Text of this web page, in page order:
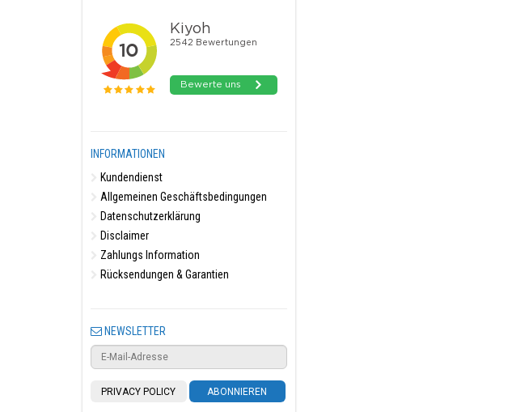
INFORMATIONEN
Kundendienst
Allgemeinen Geschäftsbedingungen
Datenschutzerklärung
Disclaimer
Zahlungs Information
Rücksendungen & Garantien
NEWSLETTER
PRIVACY POLICY ABONNIEREN